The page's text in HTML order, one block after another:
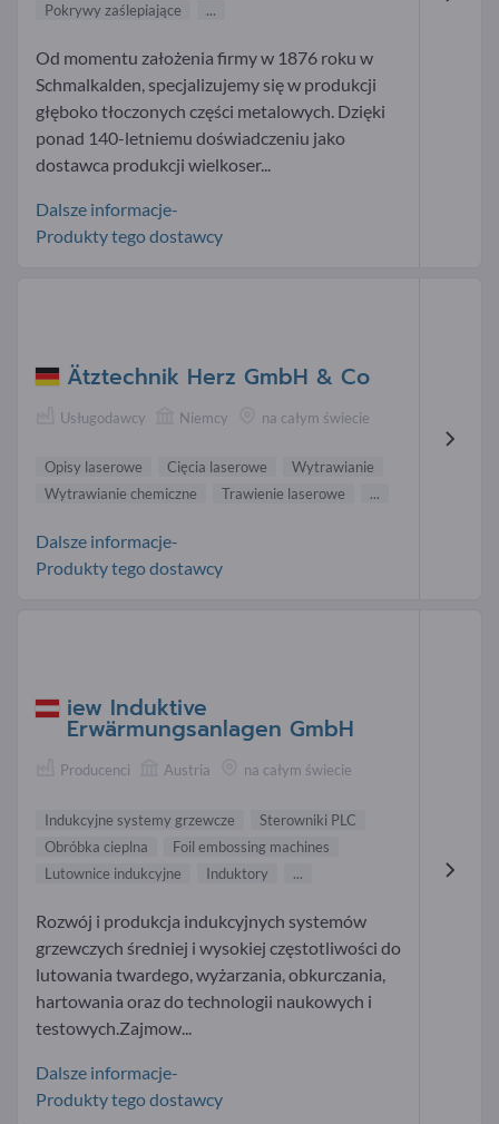
Pokrywy zaślepiające
...
Od momentu założenia firmy w 1876 roku w
Schmalkalden, specjalizujemy się w produkcji
głęboko tłoczonych części metalowych. Dzięki
ponad 140-letniemu doświadczeniu jako
dostawca produkcji wielkoser...
Dalsze informacje-
Produkty tego dostawcy
Ätztechnik Herz GmbH & Co
Usługodawcy Niemcy na całym świecie
Opisy laserowe Cięcia laserowe
Wytrawianie
Wytrawianie chemiczne
Trawienie laserowe ...
Dalsze informacje-
Produkty tego dostawcy
iew Induktive
Erwärmungsanlagen GmbH
Producenci Austria na całym świecie
Indukcyjne systemy grzewcze
Sterowniki PLC
Obróbka cieplna
Foil embossing machines
Lutownice indukcyjne
Induktory ...
Rozwój i produkcja indukcyjnych systemów
grzewczych średniej i wysokiej częstotliwości do
lutowania twardego, wyżarzania, obkurczania,
hartowania oraz do technologii naukowych i
testowych.Zajmow...
Dalsze informacje-
Produkty tego dostawcy